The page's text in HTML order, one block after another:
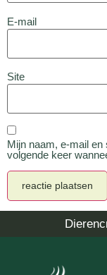
E-mail
Site
Mijn naam, e-mail
volgende keer